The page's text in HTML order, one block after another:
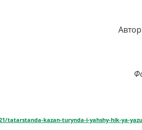
kazan-turynda-i-yahshy-hik-ya-